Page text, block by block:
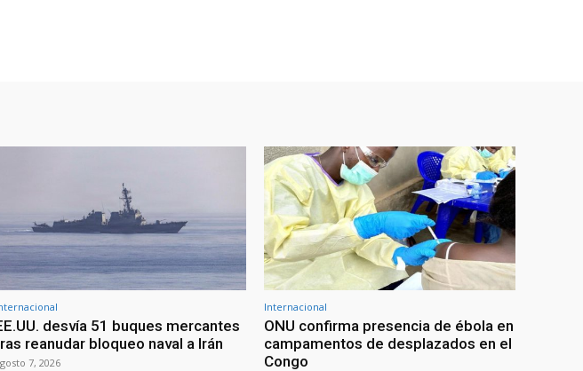
desvía 51 buques mercantes
reanudar bloqueo naval a Irán
7, 2026
Internacional
ONU confirma presencia de ébola en
campamentos de desplazados en el
Congo